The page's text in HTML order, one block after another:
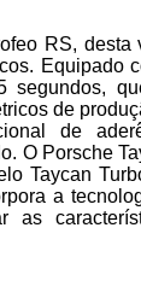
RS, desta
Equipado
de
de
O Porsche
Taycan
a
as